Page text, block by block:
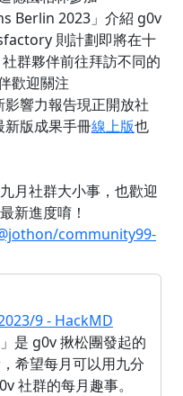
Berlin 2023」介紹 g0v
則計劃即將在十
群夥伴前往拜訪不同的
歡迎關注
影響力報告現正開放社
新版成果手冊線上版也
月社群大小事，也歡迎
新進度唷！
community99-
9 - HackMD
是 g0v 揪松團發起的
希望每月可以用九分
社群的每月趣事。